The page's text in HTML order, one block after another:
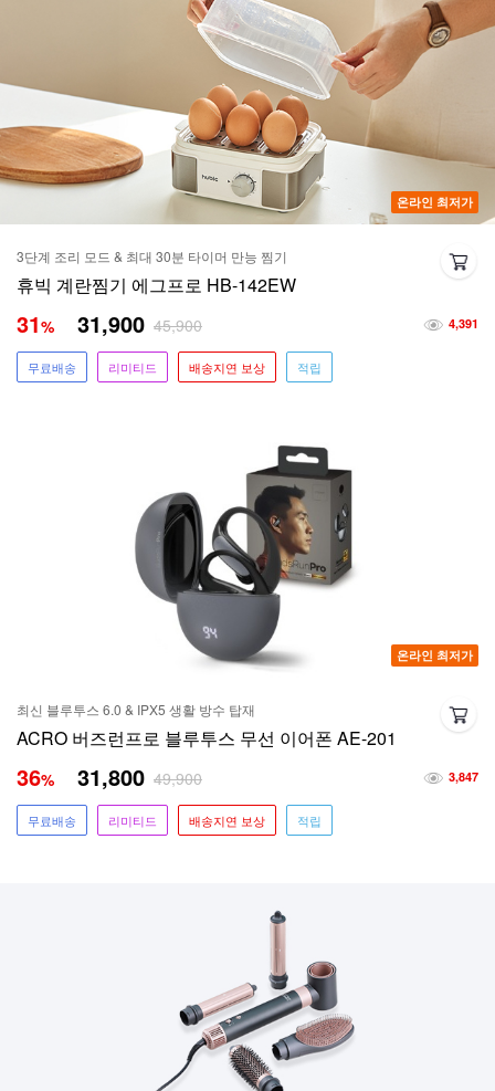
온라인 최저가
3단계 조리 모드 & 최대 30분 타이머 만능 찜기
휴빅 계란찜기 에그프로 HB-142EW
4,391
31% 31,900 45,900
무료배송 리미티드 배송지연 보상 적립
온라인 최저가
최신 블루투스 6.0 & IPX5 생활 방수 탑재
ACRO 버즈런프로 블루투스 무선 이어폰 AE-201
3,847
36% 31,800 49,900
무료배송 리미티드 배송지연 보상 적립